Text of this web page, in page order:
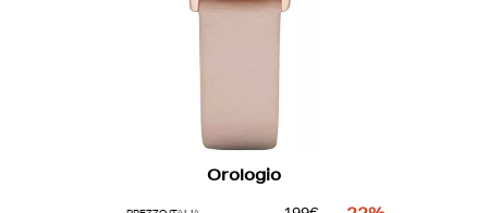
Orologio